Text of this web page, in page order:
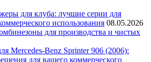
для клуба: лучшие серии для
использования 08.05.2026
для производства и чистых
Mercedes-Benz Sprinter 906 (2006):
для вашего коммерческого